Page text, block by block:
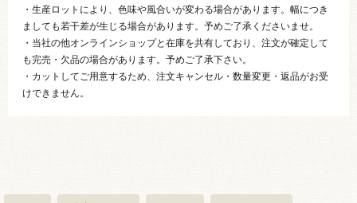
・生産ロットにより、色味や風合いが変わる場合があります。幅につき
ましても若干差が生じる場合があります。予めご了承くださいませ。
・当社の他オンラインショップと在庫を共有しており、注文が確定して
も完売・欠品の場合があります。予めご了承下さい。
・カットしてご用意するため、注文キャンセル・数量変更・返品がお受
けできません。